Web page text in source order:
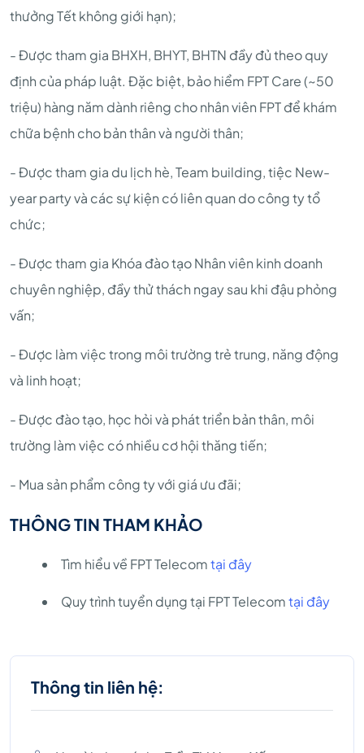
thưởng Tết không giới hạn);
- Được tham gia BHXH, BHYT, BHTN đầy đủ theo quy
định của pháp luật. Đặc biệt, bảo hiểm FPT Care (~50
triệu) hàng năm dành riêng cho nhân viên FPT để khám
chữa bệnh cho bản thân và người thân;
- Được tham gia du lịch hè, Team building, tiệc New-
year party và các sự kiện có liên quan do công ty tổ
chức;
- Được tham gia Khóa đào tạo Nhân viên kinh doanh
chuyên nghiệp, đầy thử thách ngay sau khi đậu phỏng
vấn;
- Được làm việc trong môi trường trẻ trung, năng động
và linh hoạt;
- Được đào tạo, học hỏi và phát triển bản thân, môi
trường làm việc có nhiều cơ hội thăng tiến;
- Mua sản phẩm công ty với giá ưu đãi;
THÔNG TIN THAM KHẢO
Tìm hiểu về FPT Telecomtại đây
Quy trình tuyển dụng tại FPT Telecomtại đây
Thông tin liên hệ: